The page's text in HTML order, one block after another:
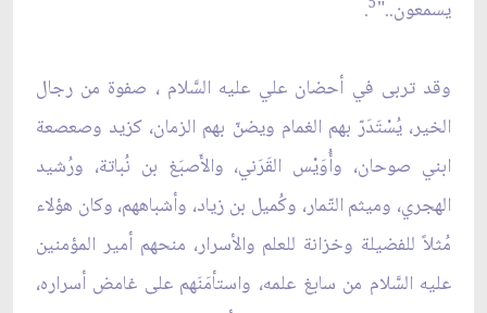
يسمعون.."5
.
وقد تربى في أحضان علي عليه السَّلام ، صفوة من رجال
الخير، يُسْتَدَرّ بهم الغمام ويضنّ بهم الزمان، كزيد وصعصعة
ابني صوحان، وأُوَيْس القَرَني، والأَصبَغ بن نُباتة، ورُشيد
الهجري، وميثم التّمار، وكُميل بن زياد، وأشباههم، وكان هؤلاء
مُثلاً للفضيلة وخزانة للعلم والأسرار، منحهم أمير المؤمنين
عليه السَّلام من سابغ علمه، واستأمَنَهم على غامض أسراره،